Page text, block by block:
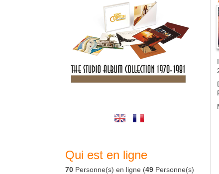
Qui est en ligne
70 Personne(s) en ligne (49 Personne(s)